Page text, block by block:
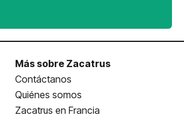
Más sobre Zacatrus
Contáctanos
Quiénes somos
Zacatrus en Francia